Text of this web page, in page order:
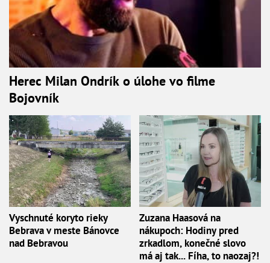
Herec Milan Ondrík o úlohe vo filme
Bojovník
Vyschnuté koryto rieky
Bebrava v meste Bánovce
nad Bebravou
Zuzana Haasová na
nákupoch: Hodiny pred
zrkadlom, konečné slovo
má aj tak... Fíha, to naozaj?!